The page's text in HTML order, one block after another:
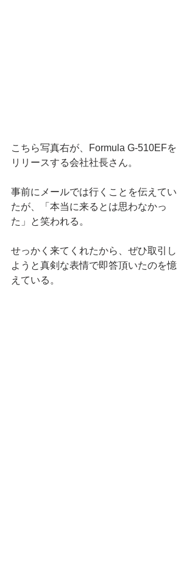
こちら写真右が、Formula G-510EFを
リリースする会社社長さん。
事前にメールでは行くことを伝えてい
たが、「本当に来るとは思わなかっ
た」と笑われる。
せっかく来てくれたから、ぜひ取引し
ようと真剣な表情で即答頂いたのを憶
えている。